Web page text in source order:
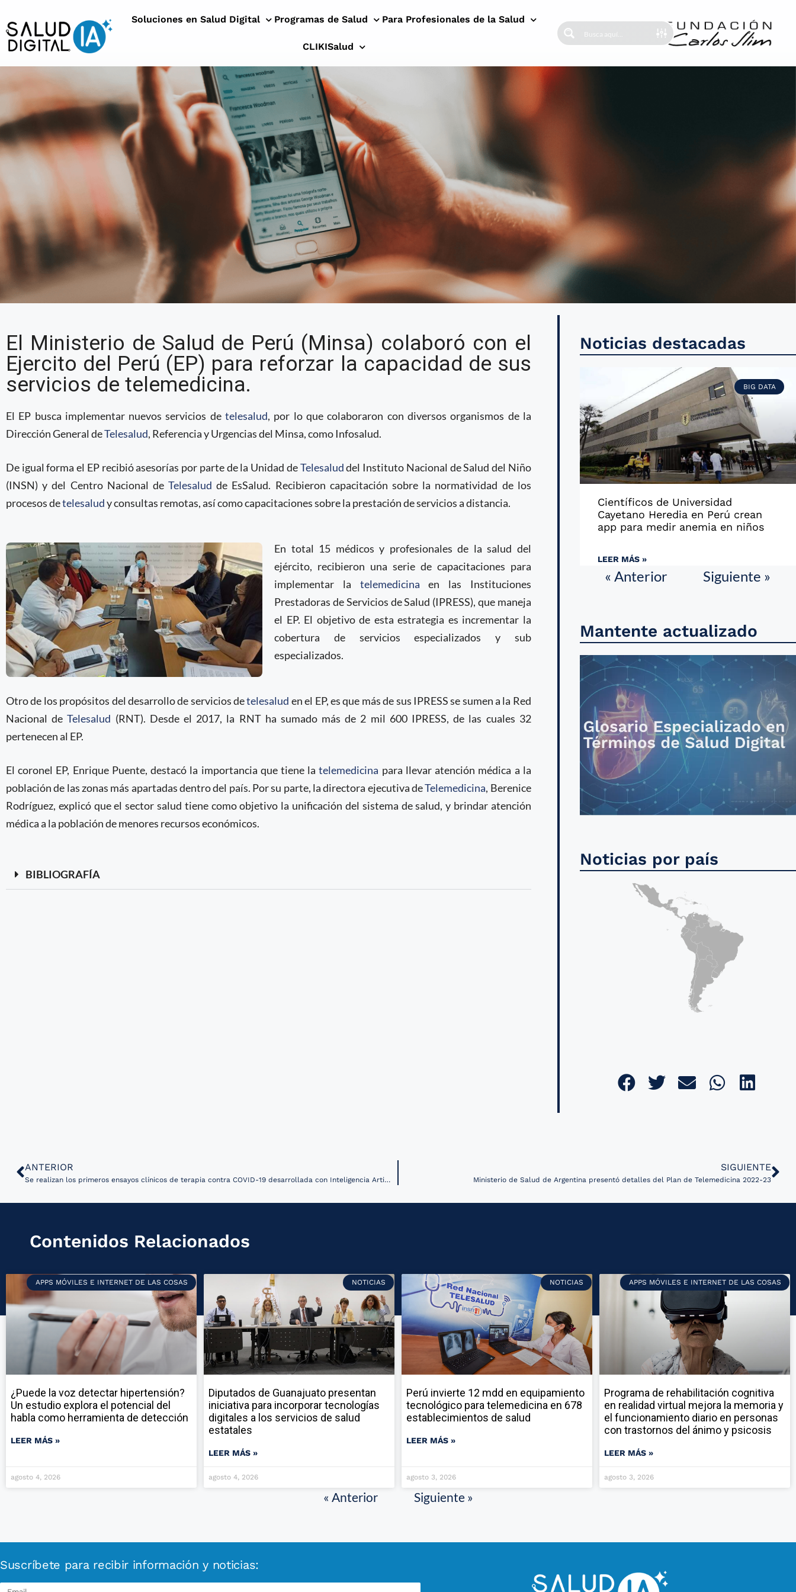
Soluciones en Salud Digital Programas de Salud Para Profesionales de la Salud
CLIKISalud
Ejército de Perú renueva sus servicios de
telesalud con ayuda del Ministerio de Salud
El Ministerio de Salud de Perú (Minsa) colaboró con el
Ejercito del Perú (EP) para reforzar la capacidad de sus
servicios de telemedicina.
El EP busca implementar nuevos servicios detelesalud, por lo que colaboraron con diversos organismos de la
Dirección General deTelesalud, Referencia y Urgencias del Minsa, como Infosalud.
De igual forma el EP recibió asesorías por parte de la Unidad deTelesaluddel Instituto Nacional de Salud del Niño
(INSN) y del Centro Nacional deTelesalud de EsSalud. Recibieron capacitación sobre la normatividad de los
procesos detelesaludy consultas remotas, así como capacitaciones sobre la prestación de servicios a distancia.
En total 15 médicos y profesionales de la salud del
ejército, recibieron una serie de capacitaciones para
implementar la telemedicina en las Instituciones
Prestadoras de Servicios de Salud (IPRESS), que maneja
el EP. El objetivo de esta estrategia es incrementar la
cobertura de servicios especializados y sub
especializados.
Otro de los propósitos del desarrollo de servicios detelesalud en el EP, es que más de sus IPRESS se sumen a la Red
Nacional deTelesalud (RNT). Desde el 2017, la RNT ha sumado más de 2 mil 600 IPRESS, de las cuales 32
pertenecen al EP.
El coronel EP, Enrique Puente, destacó la importancia que tiene latelemedicina para llevar atención médica a la
población de las zonas más apartadas dentro del país. Por su parte, la directora ejecutiva deTelemedicina, Berenice
Rodríguez, explicó que el sector salud tiene como objetivo la unificación del sistema de salud, y brindar atención
médica a la población de menores recursos económicos.
BIBLIOGRAFÍA
Noticias destacadas
BIG DATA
Científicos de Universidad
Cayetano Heredia en Perú crean
app para medir anemia en niños
LEER MÁS »
« Anterior Siguiente »
Mantente actualizado
Noticias por país
ANTERIOR
Se realizan los primeros ensayos clínicos de terapia contra COVID-19 desarrollada con Inteligencia Artificial
SIGUIENTE
Ministerio de Salud de Argentina presentó detalles del Plan de Telemedicina 2022-23
Contenidos Relacionados
APPS MÓVILES E INTERNET DE LAS COSAS
¿Puede la voz detectar hipertensión?
Un estudio explora el potencial del
habla como herramienta de detección
LEER MÁS »
agosto 4, 2026
NOTICIAS
Diputados de Guanajuato presentan
iniciativa para incorporar tecnologías
digitales a los servicios de salud
estatales
LEER MÁS »
agosto 4, 2026
NOTICIAS
Perú invierte 12 mdd en equipamiento
tecnológico para telemedicina en 678
establecimientos de salud
LEER MÁS »
agosto 3, 2026
APPS MÓVILES E INTERNET DE LAS COSAS
Programa de rehabilitación cognitiva
en realidad virtual mejora la memoria y
el funcionamiento diario en personas
con trastornos del ánimo y psicosis
LEER MÁS »
agosto 3, 2026
« Anterior Siguiente »
Suscríbete para recibir información y noticias: